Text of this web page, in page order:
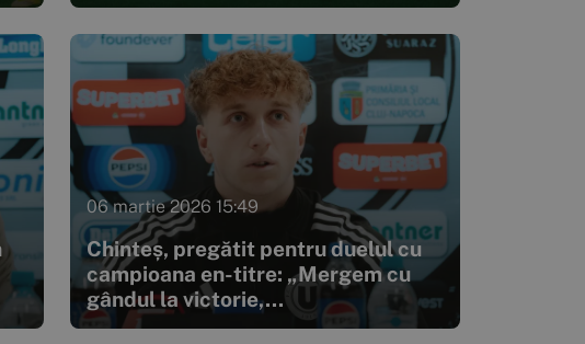
06 martie 2026 15:49
Chinteș, pregătit pentru duelul cu
campioana en-titre: „Mergem cu
gândul la victorie,...